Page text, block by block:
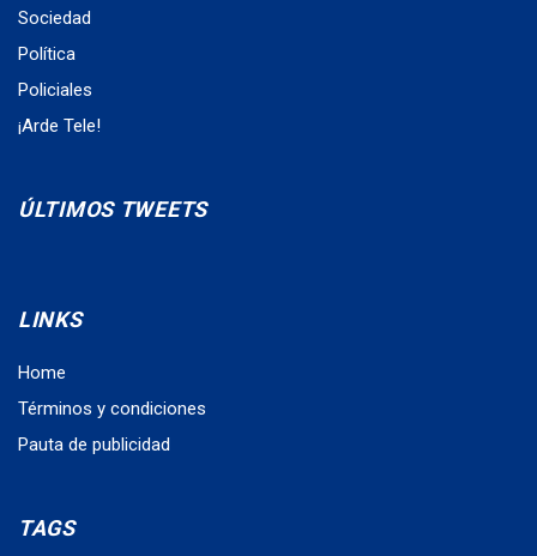
Sociedad
Política
Policiales
¡Arde Tele!
ÚLTIMOS TWEETS
LINKS
Home
Términos y condiciones
Pauta de publicidad
TAGS